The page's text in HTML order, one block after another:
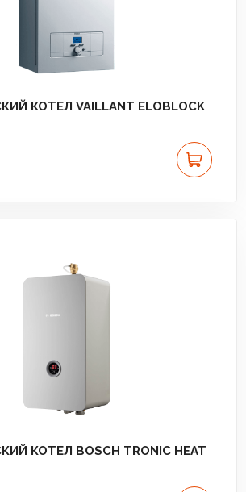
КОТЕЛ VAILLANT ELOBLOCK
КОТЕЛ BOSCH TRONIC HEAT